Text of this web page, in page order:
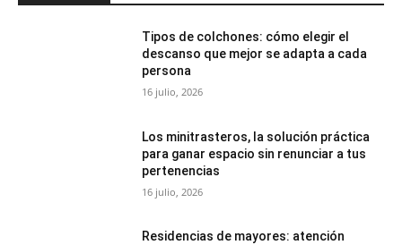
Tipos de colchones: cómo elegir el
descanso que mejor se adapta a cada
persona
16 julio, 2026
Los minitrasteros, la solución práctica
para ganar espacio sin renunciar a tus
pertenencias
16 julio, 2026
Residencias de mayores: atención